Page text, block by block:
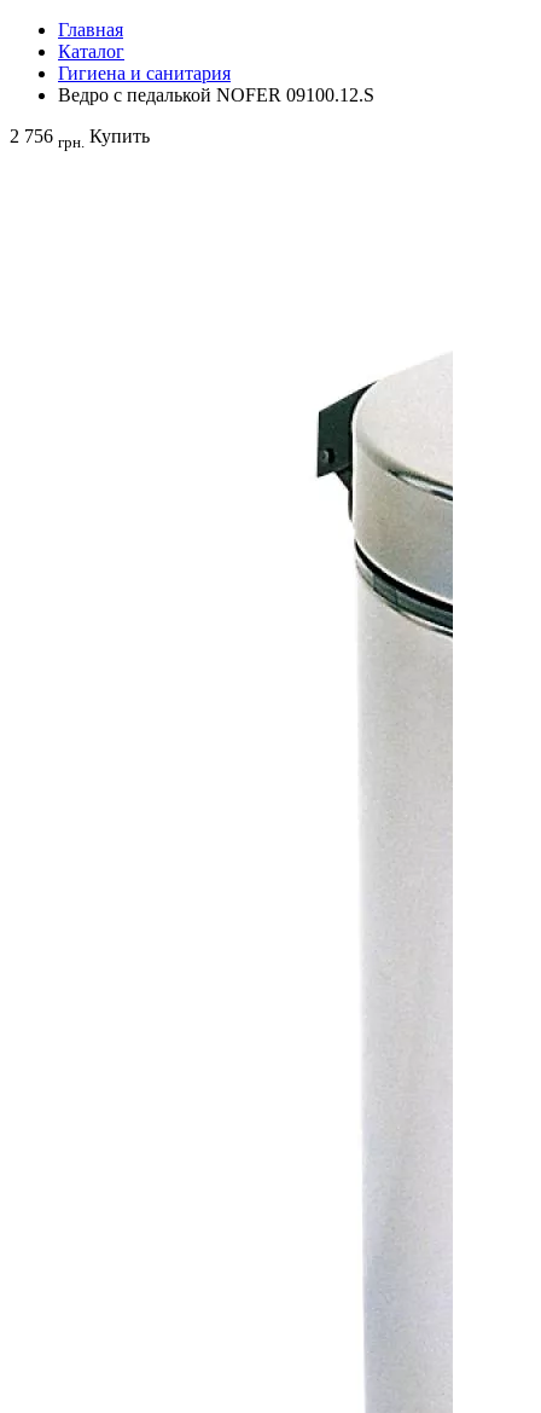
Главная
Каталог
Гигиена и санитария
Ведро с педалькой NOFER 09100.12.S
2 756 грн. Купить